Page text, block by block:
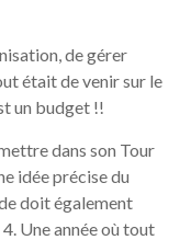
de gérer
était de venir sur le
un budget !!
dans son Tour
idée précise du
doit également
Une année où tout